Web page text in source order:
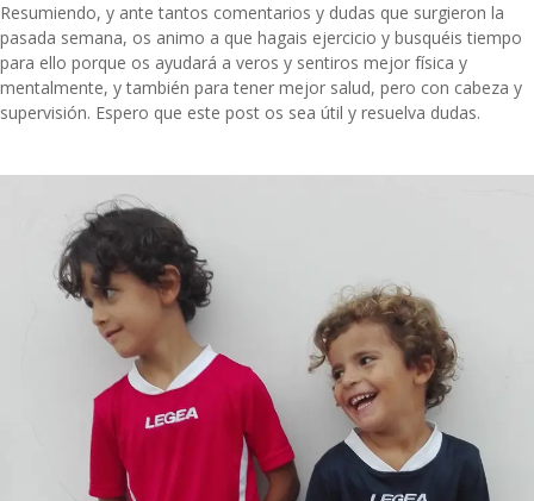
Resumiendo, y ante tantos comentarios y dudas que surgieron la
pasada semana, os animo a que hagais ejercicio y busquéis tiempo
para ello porque os ayudará a veros y sentiros mejor física y
mentalmente, y también para tener mejor salud, pero con cabeza y
supervisión. Espero que este post os sea útil y resuelva dudas.